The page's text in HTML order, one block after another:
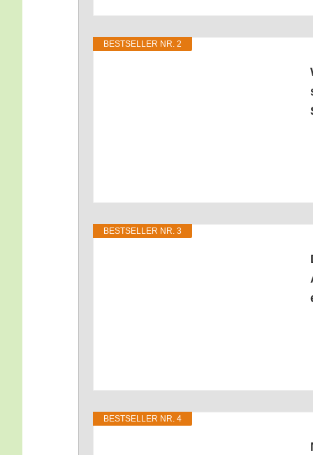
BEST­SEL­LER NR. 2
BEST­SEL­LER NR. 3
BEST­SEL­LER NR. 4